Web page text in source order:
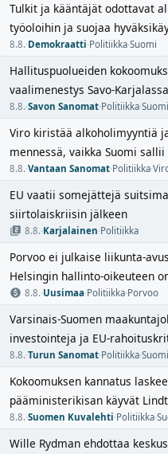
Tulkit ja kääntäjät odottavat
työoloihin ja suojaa
8.8.·Demokraatti·Politiikka·Suomi
Hallituspuolueiden
vaalimenestys Savo-
8.8.·Savon Sanomat·Politiikka·Suomi
Viro kiristää alkoholimyyntiä
mennessä, vaikka Suomi
8.8.·Vantaan Sanomat·Politiikka·
EU vaatii somejättejä
siirtolaiskriisin jälkeen
8.8.·Karjalainen·Politiikka
Porvoo ei julkaise liikunta-
Helsingin hallinto-oikeuteen
8.8.·Uusimaa·Politiikka·Porvoo
Varsinais-Suomen
investointeja ja EU-
8.8.·Turun Sanomat·Politiikka·Suomi
Kokoomuksen kannatus
pääministerikisan käyvät
8.8.·Suomen Kuvalehti·Politiikka·
Wille Rydman ehdottaa